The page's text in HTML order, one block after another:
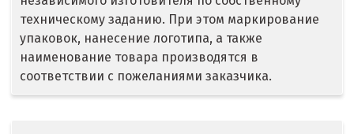
Сочи
Среднеуральск
техническому заданию. При этом маркирование
упаковок, нанесение логотипа, а также
наименование товара производятся в
соответствии с пожеланиями заказчика.